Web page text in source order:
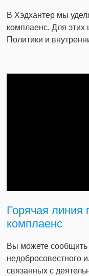
В Хэдхантер мы
комплаенс. Для
Политики и
Горячая линия
комплаенс
Вы можете
недобросовестного
связанных с